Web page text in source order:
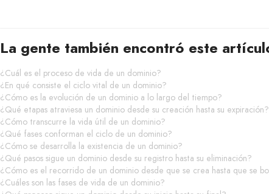
La gente también encontró este
¿Cuál es el proceso de vida de un dominio?
¿En qué consiste el ciclo vital de un dominio?
¿Cómo es la evolución de un dominio a lo largo del tiempo?
¿Qué etapas atraviesa un dominio desde su creación hasta su expiración?
¿Cómo transcurre la vida útil de un dominio?
¿Qué fases conforman el ciclo de un dominio?
¿Cómo se desarrolla la existencia de un dominio?
¿Qué pasos sigue un dominio desde su registro hasta su eliminación?
¿Cómo es el recorrido de un dominio desde que se crea hasta que se
¿Cuáles son las fases de vida de un dominio?